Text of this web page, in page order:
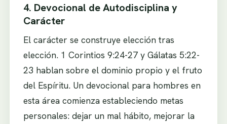
4. Devocional de Autodisciplina y
Carácter
El carácter se construye elección tras
elección. 1 Corintios 9:24-27 y Gálatas 5:22-
23 hablan sobre el dominio propio y el fruto
del Espíritu. Un devocional para hombres en
esta área comienza estableciendo metas
personales: dejar un mal hábito, mejorar la